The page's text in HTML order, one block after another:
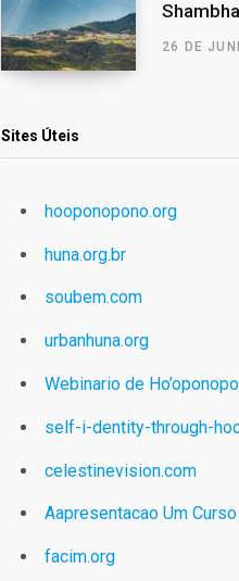
26 DE
Sites Úteis
hooponopono.org
huna.org.br
soubem.com
urbanhuna.org
Webinario de
self-i-dentity-through-
celestinevision.com
Aapresentacao Um
facim.org